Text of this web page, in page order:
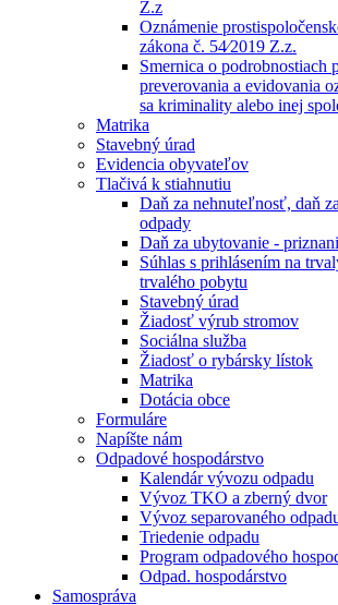
Z.z
Oznámenie
zákona č. 54⁄2019 Z.z.
Smernica o podrobnostiach
preverovania a evidovania
sa kriminality alebo inej
Matrika
Stavebný úrad
Evidencia obyvateľov
Tlačivá k stiahnutiu
Daň za nehnuteľnosť, daň
odpady
Daň za ubytovanie -
Súhlas s prihlásením na
trvalého pobytu
Stavebný úrad
Žiadosť výrub stromov
Sociálna služba
Žiadosť o rybársky lístok
Matrika
Dotácia obce
Formuláre
Napíšte nám
Odpadové hospodárstvo
Kalendár vývozu odpadu
Vývoz TKO a zberný dvor
Vývoz separovaného
Triedenie odpadu
Program odpadového
Odpad. hospodárstvo
Samospráva